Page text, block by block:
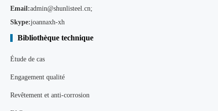
Email:admin@shunlisteel.cn;
Skype:joannaxh-xh
Bibliothèque technique
Étude de cas
Engagement qualité
Revêtement et anti-corrosion